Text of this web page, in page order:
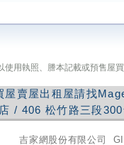
用執照、謄本記載或預售屋
屋賣屋出租屋請找
/ 406 松竹路三段
吉家網股份有限公司